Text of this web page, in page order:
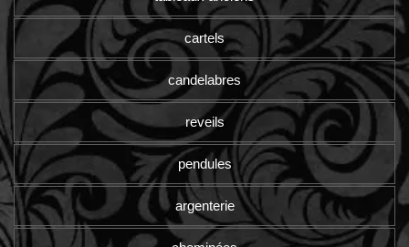
cartels
candelabres
reveils
pendules
argenterie